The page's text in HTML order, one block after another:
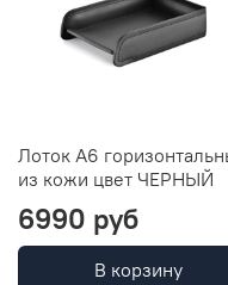
Лоток А6
из кожи цвет ЧЕРНЫЙ
6990 руб
В корзину